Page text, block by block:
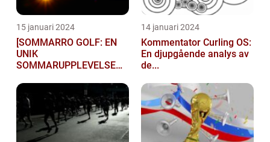
15 januari 2024
[SOMMARRO GOLF: EN
UNIK
SOMMARUPPLEVELSE
14 januari 2024
Kommentator Curling OS:
En djupgående analys av
de...